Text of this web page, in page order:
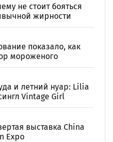
не стоит бояться
жирности
показало, как
мороженого
и летний нуар: Lilia
Vintage Girl
выставка China
Expo